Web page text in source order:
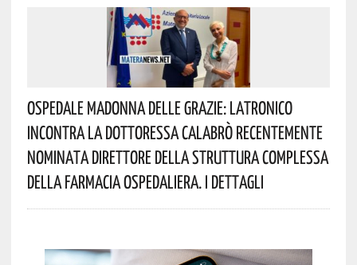
Ospedale Madonna Delle Grazie: Latronico
Incontra La Dottoressa Calabrò Recentemente
Nominata Direttore Della Struttura Complessa
Della Farmacia Ospedaliera. I Dettagli